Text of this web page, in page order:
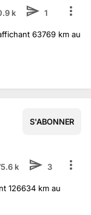
k 1
63769 km au
S'ABONNER
k 3
126634 km au